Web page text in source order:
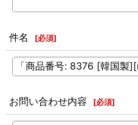
件名 [必須]
お問い合わせ内容 [必須]